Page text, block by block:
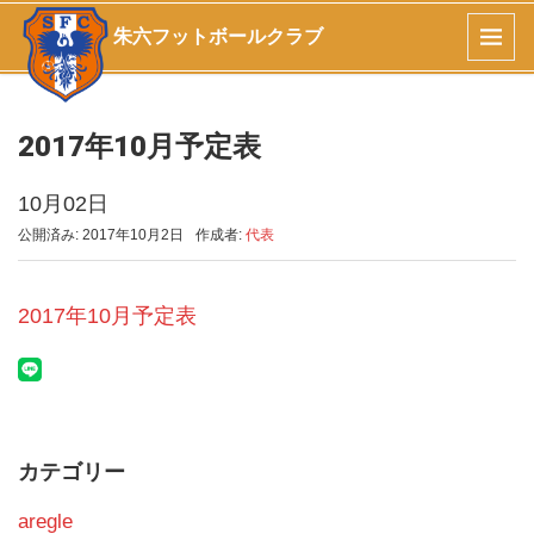
朱六フットボールクラブ
2017年10月予定表
10月02日
公開済み: 2017年10月2日 作成者: 代表
2017年10月予定表
カテゴリー
aregle